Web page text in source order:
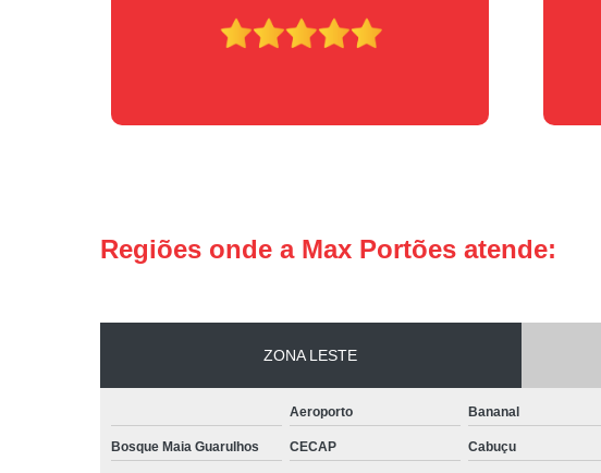
Regiões onde a Max Portões atende:
ZONA LESTE
Aeroporto Bananal
Bosque Maia Guarulhos CECAP Cabuçu